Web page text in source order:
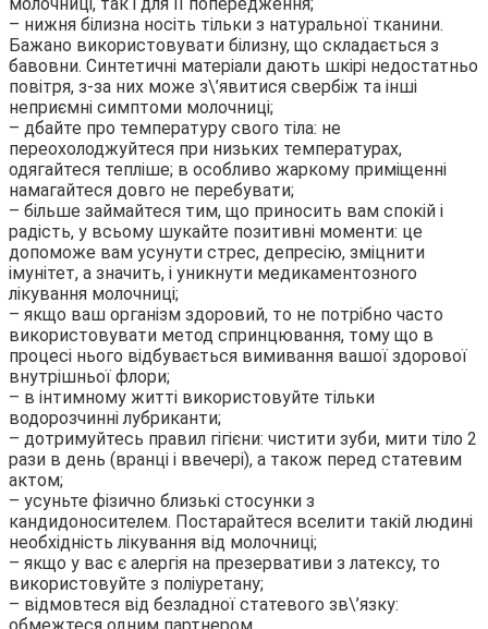
– нижня білизна носіть тільки з натуральної тканини.
Бажано використовувати білизну, що складається з
бавовни. Синтетичні матеріали дають шкірі недостатньо
повітря, з-за них може з\’явитися свербіж та інші
неприємні симптоми молочниці;
– дбайте про температуру свого тіла: не
переохолоджуйтеся при низьких температурах,
одягайтеся тепліше; в особливо жаркому приміщенні
намагайтеся довго не перебувати;
– більше займайтеся тим, що приносить вам спокій і
радість, у всьому шукайте позитивні моменти: це
допоможе вам усунути стрес, депресію, зміцнити
імунітет, а значить, і уникнути медикаментозного
лікування молочниці;
– якщо ваш організм здоровий, то не потрібно часто
використовувати метод спринцювання, тому що в
процесі нього відбувається вимивання вашої здорової
внутрішньої флори;
– в інтимному житті використовуйте тільки
водорозчинні лубриканти;
– дотримуйтесь правил гігієни: чистити зуби, мити тіло 2
рази в день (вранці і ввечері), а також перед статевим
актом;
– усуньте фізично близькі стосунки з
кандидоносителем. Постарайтеся вселити такій людині
необхідність лікування від молочниці;
– якщо у вас є алергія на презервативи з латексу, то
використовуйте з поліуретану;
– відмовтеся від безладної статевого зв\’язку: